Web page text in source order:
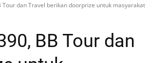
Tour dan Travel berikan doorprize untuk masyarakat
BB Tour dan